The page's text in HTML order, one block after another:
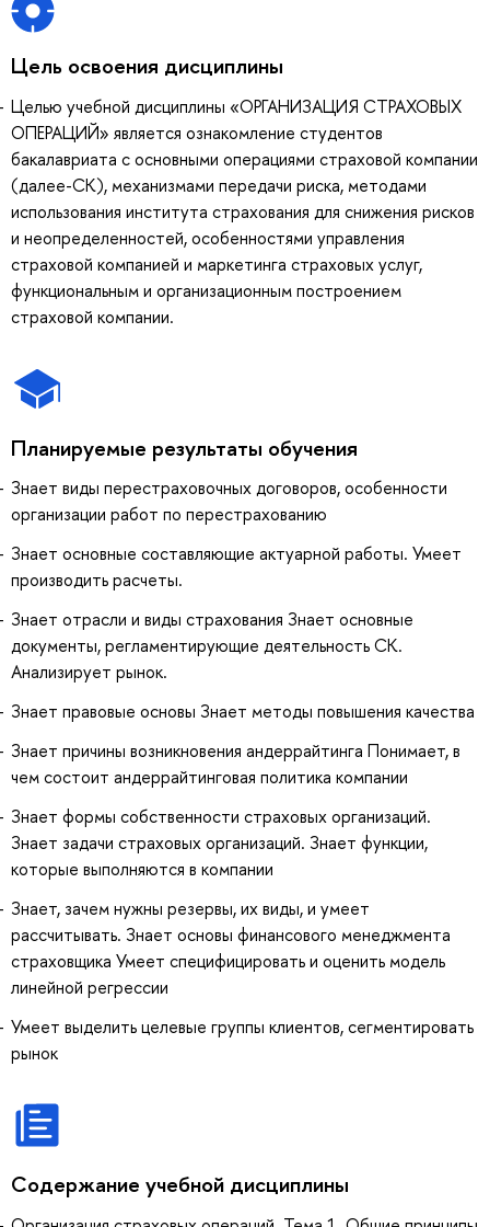
Цель освоения дисциплины
Целью учебной дисциплины «ОРГАНИЗАЦИЯ СТРАХОВЫХ
ОПЕРАЦИЙ» является ознакомление студентов
бакалавриата с основными операциями страховой компании
(далее-СК), механизмами передачи риска, методами
использования института страхования для снижения рисков
и неопределенностей, особенностями управления
страховой компанией и маркетинга страховых услуг,
функциональным и организационным построением
страховой компании.
Планируемые результаты обучения
Знает виды перестраховочных договоров, особенности
организации работ по перестрахованию
Знает основные составляющие актуарной работы. Умеет
производить расчеты.
Знает отрасли и виды страхования Знает основные
документы, регламентирующие деятельность СК.
Анализирует рынок.
Знает правовые основы Знает методы повышения качества
Знает причины возникновения андеррайтинга Понимает, в
чем состоит андеррайтинговая политика компании
Знает формы собственности страховых организаций.
Знает задачи страховых организаций. Знает функции,
которые выполняются в компании
Знает, зачем нужны резервы, их виды, и умеет
рассчитывать. Знает основы финансового менеджмента
страховщика Умеет специфицировать и оценить модель
линейной регрессии
Умеет выделить целевые группы клиентов, сегментировать
рынок
Содержание учебной дисциплины